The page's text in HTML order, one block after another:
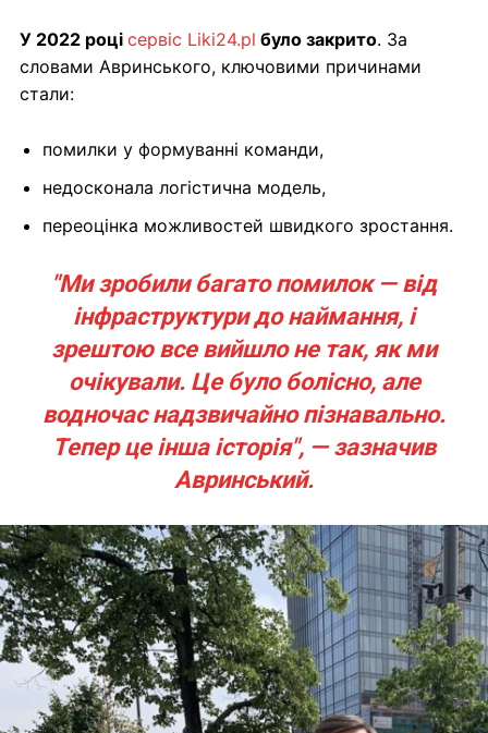
У 2022 році сервіс Liki24.pl було закрито. За
словами Авринського, ключовими причинами
стали:
помилки у формуванні команди,
недосконала логістична модель,
переоцінка можливостей швидкого зростання.
"Ми зробили багато помилок — від
інфраструктури до наймання, і
зрештою все вийшло не так, як ми
очікували. Це було болісно, але
водночас надзвичайно пізнавально.
Тепер це інша історія", — зазначив
Авринський.